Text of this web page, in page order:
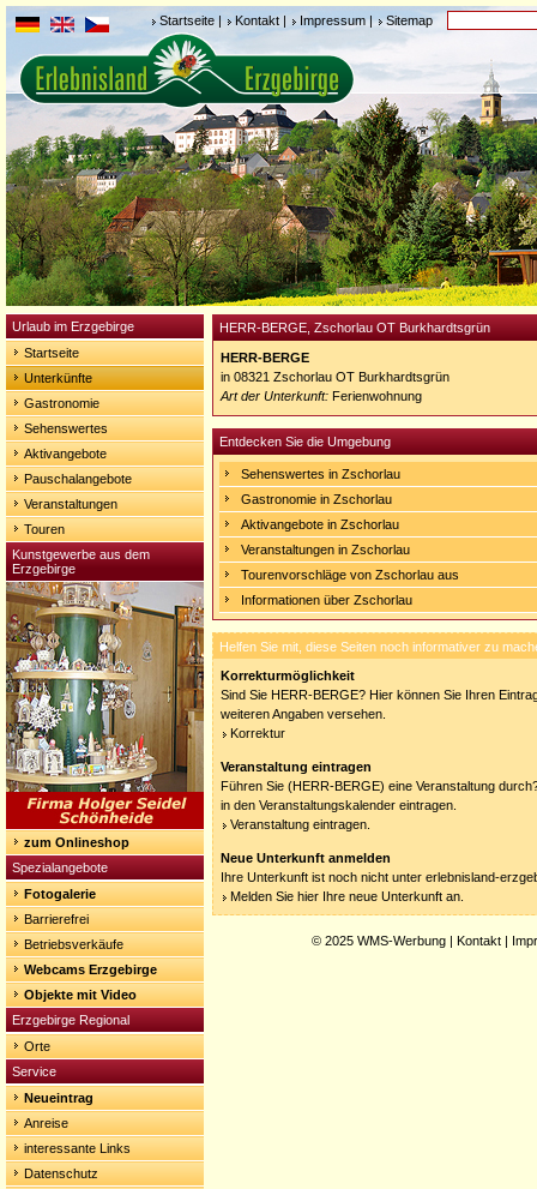
Startseite | Kontakt | Impressum| Sitemap
Urlaub im Erzgebirge
Startseite
Unterkünfte
Gastronomie
Sehenswertes
Aktivangebote
Pauschalangebote
Veranstaltungen
Touren
Kunstgewerbe aus dem
Erzgebirge
zum Onlineshop
Spezialangebote
Fotogalerie
Barrierefrei
Betriebsverkäufe
Webcams Erzgebirge
Objekte mit Video
Erzgebirge Regional
Orte
Service
Neueintrag
Anreise
interessante Links
Datenschutz
HERR-BERGE, Zschorlau OT Burkhardtsgrün
HERR-BERGE
in 08321 Zschorlau OT Burkhardtsgrün
Art der Unterkunft: Ferienwohnung
Entdecken Sie die Umgebung
Sehenswertes in Zschorlau
Gastronomie in Zschorlau
Aktivangebote in Zschorlau
Veranstaltungen in Zschorlau
Tourenvorschläge von Zschorlau aus
Informationen über Zschorlau
Helfen Sie mit, diese Seiten noch informativer zu
Korrekturmöglichkeit
Sind Sie HERR-BERGE? Hier können Sie Ihren
weiteren Angaben versehen.
Korrektur
Veranstaltung eintragen
Führen Sie (HERR-BERGE) eine Veranstaltung
in den Veranstaltungskalender eintragen.
Veranstaltung eintragen.
Neue Unterkunft anmelden
Ihre Unterkunft ist noch nicht unter erlebnisland-
Melden Sie hier Ihre neue Unterkunft an.
© 2025 WMS-Werbung | Kontakt |